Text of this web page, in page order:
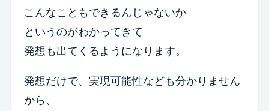
こんなこともできるんじゃないか
というのがわかってきて
発想も出てくるようになります。
発想だけで、実現可能性なども分かりません
から、